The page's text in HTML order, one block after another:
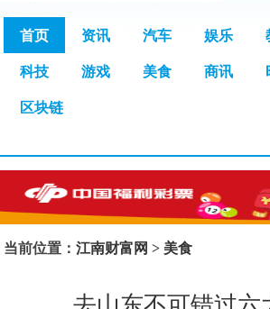
首页 资讯 汽车 娱乐
科技 游戏 美食 商讯
区块链
当前位置：江南财富网 > 美食